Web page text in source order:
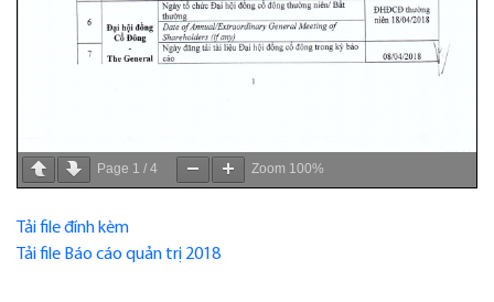
Page 1 / 4 Zoom 100%
Tải file đính kèm
Tải file Báo cáo quản trị 2018